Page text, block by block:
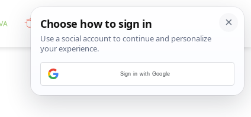
Sign in with Google